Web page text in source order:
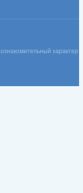
характер